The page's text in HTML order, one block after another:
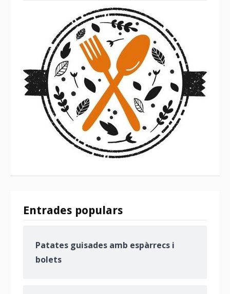
Entrades populars
Patates guisades amb espàrrecs i
bolets